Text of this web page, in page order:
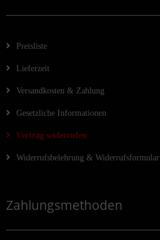
Preisliste
Lieferzeit
Versandkosten & Zahlung
Gesetzliche Informationen
Vertrag widerrufen
Widerrufsbelehrung & Widerrufsformular
Zahlungsmethoden